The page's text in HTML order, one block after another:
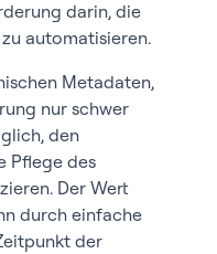
darin, die
automatisieren.
Metadaten,
nur schwer
den
Pflege des
Der Wert
durch einfache
der